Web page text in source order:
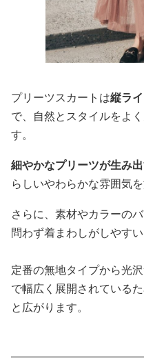
プリーツスカートは縦ラ
で、自然とスタイルをよ
す。
細やかなプリーツが生み
らしいやわらかな雰囲気を
さらに、素材やカラーの
問わず着まわしがしやすい
定番の無地タイプから光
で幅広く展開されている
と広がります。